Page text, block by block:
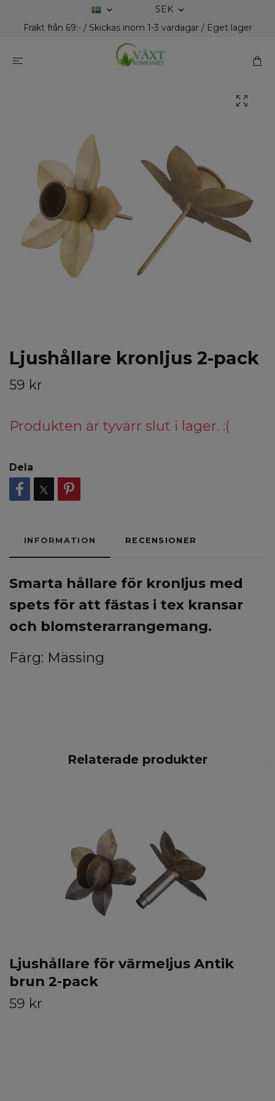
SEK
Frakt från 69:- / Skickas inom 1-3 vardagar / Eget lager
Ljushållare kronljus 2-pack
59 kr
Produkten är tyvärr slut i lager. :(
Dela
INFORMATION RECENSIONER
Smarta hållare för kronljus med
spets för att fästas i tex kransar
och blomsterarrangemang.
Färg: Mässing
Ljushållare för värmeljus Antik
brun 2-pack
59 kr